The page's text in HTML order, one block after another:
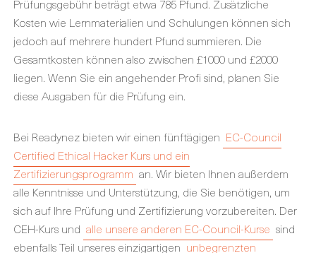
Prüfungsgebühr beträgt etwa 785 Pfund. Zusätzliche
Kosten wie Lernmaterialien und Schulungen können sich
jedoch auf mehrere hundert Pfund summieren. Die
Gesamtkosten können also zwischen £1000 und £2000
liegen. Wenn Sie ein angehender Profi sind, planen Sie
diese Ausgaben für die Prüfung ein.
Bei Readynez bieten wir einen fünftägigen EC-Council
Certified Ethical Hacker Kurs und ein
Zertifizierungsprogramm an. Wir bieten Ihnen außerdem
alle Kenntnisse und Unterstützung, die Sie benötigen, um
sich auf Ihre Prüfung und Zertifizierung vorzubereiten. Der
CEH-Kurs und alle unsere anderen EC-Council-Kurse sind
ebenfalls Teil unseres einzigartigen unbegrenzten